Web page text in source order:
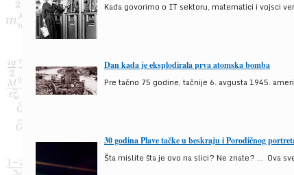
Kada govorimo o IT sektoru, matematici i vojsci
Dan kada je eksplodirala prva atomska bomba
Pre tačno 75 godine, tačnije 6. avgusta 1945.
30 godina Plave tačke u beskraju i Porodičnog
Šta mislite šta je ovo na slici? Ne znate? … Ova